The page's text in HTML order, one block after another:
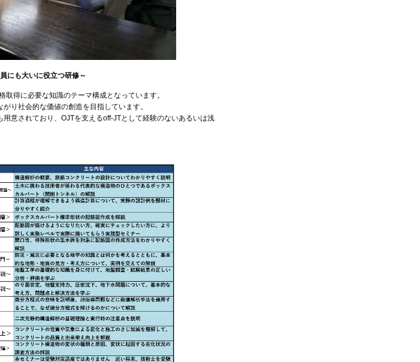
にも大いに役立つ研修～
得に必要な知識のテーマ構成となっています。
り社会的な価値の創造を目指しています。
意されており、OJTを支えるoff-JTとして経験のないあるいは浅